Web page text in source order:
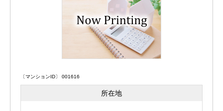
〔マンションID〕 001616
所在地